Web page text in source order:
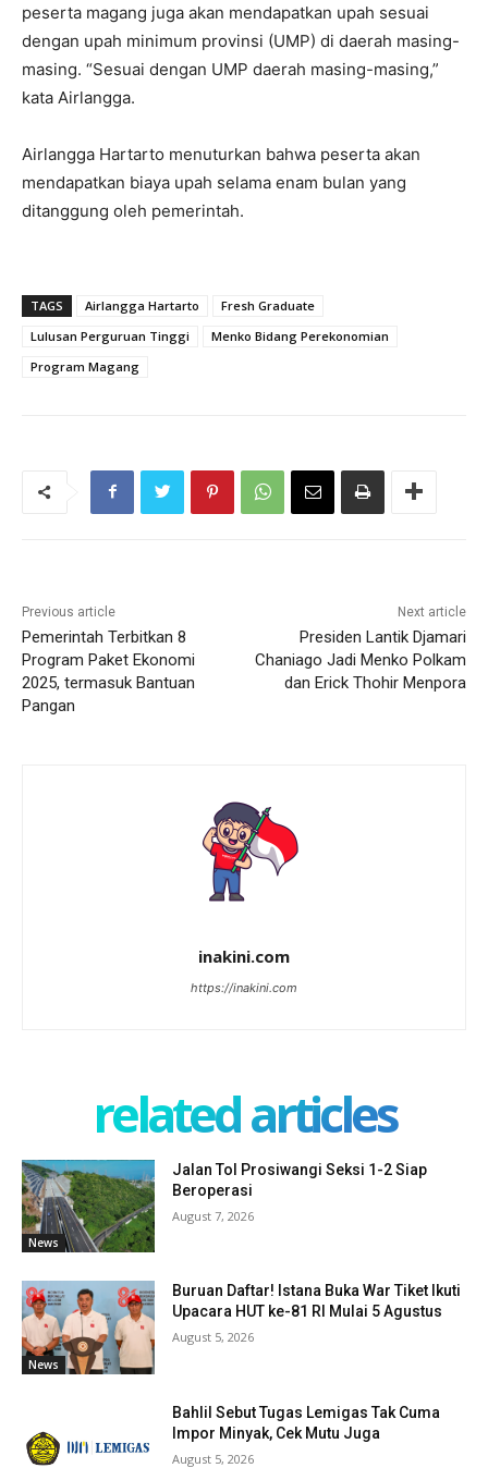
peserta magang juga akan mendapatkan upah sesuai
dengan upah minimum provinsi (UMP) di daerah masing-
masing. “Sesuai dengan UMP daerah masing-masing,”
kata Airlangga.
Airlangga Hartarto menuturkan bahwa peserta akan
mendapatkan biaya upah selama enam bulan yang
ditanggung oleh pemerintah.
TAGS Airlangga Hartarto
Fresh Graduate
Lulusan Perguruan Tinggi
Menko Bidang Perekonomian
Program Magang
Previous article
Pemerintah Terbitkan 8
Program Paket Ekonomi
2025, termasuk Bantuan
Pangan
Next article
Presiden Lantik Djamari
Chaniago Jadi Menko Polkam
dan Erick Thohir Menpora
inakini.com
https://inakini.com
related articles
News
Jalan Tol Prosiwangi Seksi 1-2 Siap
Beroperasi
August 7, 2026
News
Buruan Daftar! Istana Buka War Tiket Ikuti
Upacara HUT ke-81 RI Mulai 5 Agustus
August 5, 2026
Bahlil Sebut Tugas Lemigas Tak Cuma
Impor Minyak, Cek Mutu Juga
August 5, 2026